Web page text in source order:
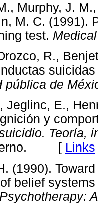
Murphy, J.
M. C. (1991).
test.
R.,
pública de
Jeglinc, E.,
y
Teoría,
[ Links
(1990).
belief